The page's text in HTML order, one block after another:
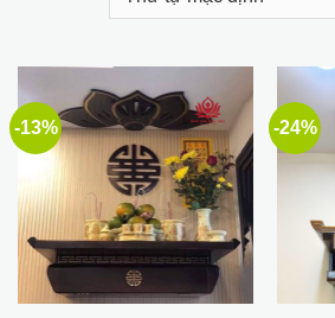
-13% -24%